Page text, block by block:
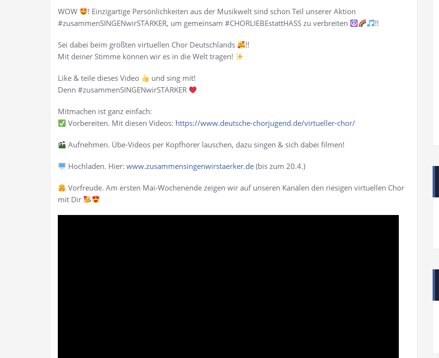
WOW
! Einzigartige Persönlichkeiten aus der Musikwelt sind schon Teil unserer Aktion
#zusammenSINGENwirSTÄRKER, um gemeinsam #CHORLIEBEstattHASS zu verbreiten
!!
Sei dabei beim größten virtuellen Chor Deutschlands
!!
Mit deiner Stimme können wir es in die Welt tragen!
Like & teile dieses Video
und sing mit!
Denn #zusammenSINGENwirSTÄRKER
Mitmachen ist ganz einfach:
Vorbereiten. Mit diesen Videos: https://www.deutsche-chorjugend.de/virtueller-chor/
Aufnehmen. Übe-Videos per Kopfhörer lauschen, dazu singen & sich dabei filmen!
Hochladen. Hier:www.zusammensingenwirstaerker.de (bis zum 20.4.)
Vorfreude. Am ersten Mai-Wochenende zeigen wir auf unseren Kanälen den riesigen virtuellen Chor
mit Dir